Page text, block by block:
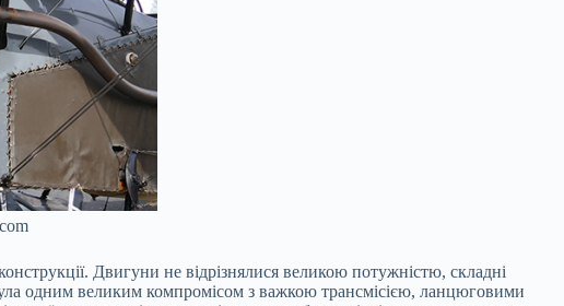
Двигуни не відрізнялися великою потужністю, складні
одним великим компромісом з важкою трансмісією, ланцюговими